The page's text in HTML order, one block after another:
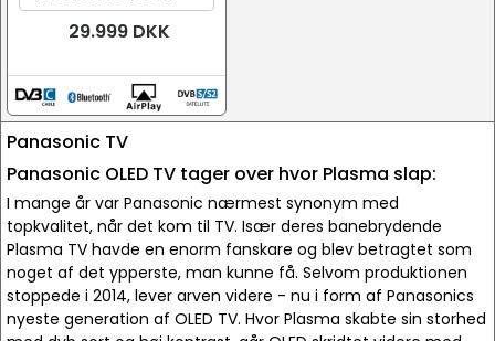
29.999 DKK
Panasonic TV
Panasonic OLED TV tager over hvor Plasma slap:
I mange år var Panasonic nærmest synonym med
topkvalitet, når det kom til TV. Især deres banebrydende
Plasma TV havde en enorm fanskare og blev betragtet som
noget af det ypperste, man kunne få. Selvom produktionen
stoppede i 2014, lever arven videre - nu i form af Panasonics
nyeste generation af OLED TV. Hvor Plasma skabte sin storhed